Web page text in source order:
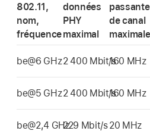
802.11,
nom,
fréquence
données
PHY
maximal
passante
de canal
maximale
be@6 GHz2 400 Mbit/s160 MHz
be@5 GHz2 400 Mbit/s160 MHz
be@2,4 GHz229 Mbit/s20 MHz